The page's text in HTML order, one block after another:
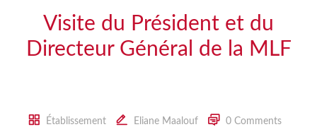
Visite du Président et du
Directeur Général de la MLF
Établissement Eliane Maalouf 0 Comments